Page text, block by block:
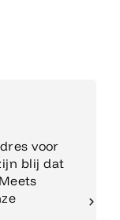
voor
blij dat